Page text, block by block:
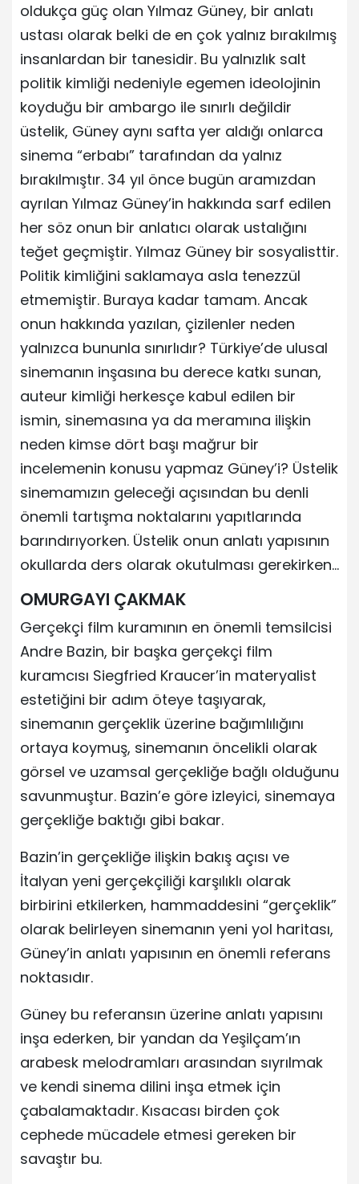
oldukça güç olan Yılmaz Güney, bir anlatı
ustası olarak belki de en çok yalnız bırakılmış
insanlardan bir tanesidir. Bu yalnızlık salt
politik kimliği nedeniyle egemen ideolojinin
koyduğu bir ambargo ile sınırlı değildir
üstelik, Güney aynı safta yer aldığı onlarca
sinema “erbabı” tarafından da yalnız
bırakılmıştır. 34 yıl önce bugün aramızdan
ayrılan Yılmaz Güney’in hakkında sarf edilen
her söz onun bir anlatıcı olarak ustalığını
teğet geçmiştir. Yılmaz Güney bir sosyalisttir.
Politik kimliğini saklamaya asla tenezzül
etmemiştir. Buraya kadar tamam. Ancak
onun hakkında yazılan, çizilenler neden
yalnızca bununla sınırlıdır? Türkiye’de ulusal
sinemanın inşasına bu derece katkı sunan,
auteur kimliği herkesçe kabul edilen bir
ismin, sinemasına ya da meramına ilişkin
neden kimse dört başı mağrur bir
incelemenin konusu yapmaz Güney’i? Üstelik
sinemamızın geleceği açısından bu denli
önemli tartışma noktalarını yapıtlarında
barındırıyorken. Üstelik onun anlatı yapısının
okullarda ders olarak okutulması gerekirken…
OMURGAYI ÇAKMAK
Gerçekçi film kuramının en önemli temsilcisi
Andre Bazin, bir başka gerçekçi film
kuramcısı Siegfried Kraucer’in materyalist
estetiğini bir adım öteye taşıyarak,
sinemanın gerçeklik üzerine bağımlılığını
ortaya koymuş, sinemanın öncelikli olarak
görsel ve uzamsal gerçekliğe bağlı olduğunu
savunmuştur. Bazin’e göre izleyici, sinemaya
gerçekliğe baktığı gibi bakar.
Bazin’in gerçekliğe ilişkin bakış açısı ve
İtalyan yeni gerçekçiliği karşılıklı olarak
birbirini etkilerken, hammaddesini “gerçeklik”
olarak belirleyen sinemanın yeni yol haritası,
Güney’in anlatı yapısının en önemli referans
noktasıdır.
Güney bu referansın üzerine anlatı yapısını
inşa ederken, bir yandan da Yeşilçam’ın
arabesk melodramları arasından sıyrılmak
ve kendi sinema dilini inşa etmek için
çabalamaktadır. Kısacası birden çok
cephede mücadele etmesi gereken bir
savaştır bu.